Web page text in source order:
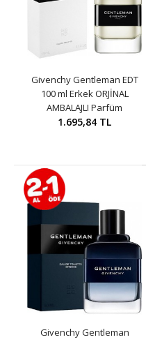
Givenchy Gentleman EDT
100 ml Erkek ORJİNAL
AMBALAJLI Parfüm
1.695,84 TL
Givenchy Gentleman